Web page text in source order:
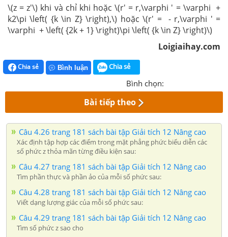
\(z = z'\) khi và chỉ khi hoặc \(r' = r,\varphi ' = \varphi +
k2\pi \left( {k \in Z} \right),\) hoặc \(r' = - r,\varphi ' =
\varphi + \left( {2k + 1} \right)\pi \left( {k \in Z} \right)\)
Loigiaihay.com
Chia sẻ Bình luận Chia sẻ
Bình chọn:
Bài tiếp theo
Câu 4.26 trang 181 sách bài tập Giải tích 12 Nâng cao
Xác định tập hợp các điểm trong mặt phẳng phức biểu diễn các
số phức z thỏa mãn từng điều kiện sau:
Câu 4.27 trang 181 sách bài tập Giải tích 12 Nâng cao
Tìm phần thực và phần ảo của mỗi số phức sau:
Câu 4.28 trang 181 sách bài tập Giải tích 12 Nâng cao
Viết dạng lượng giác của mỗi số phức sau:
Câu 4.29 trang 181 sách bài tập Giải tích 12 Nâng cao
Tìm số phức z sao cho